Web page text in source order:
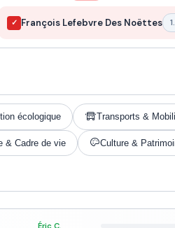
✓ François Lefebvre Des Noëttes
écologique Transports &
& Cadre de vie Culture &
Éric C.